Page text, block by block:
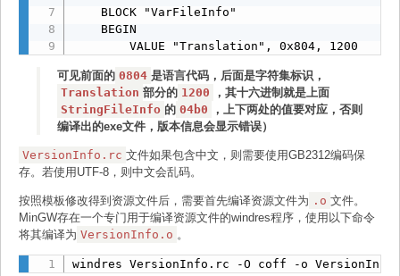
    BLOCK "VarFileInfo"
    BEGIN
        VALUE "Translation", 0x804, 1200
可见前面的 0804 是语言代码，后面是字符集标识，
Translation 部分的 1200
，其十六进制就是上面
StringFileInfo 的 04b0
，上下两处的值要对应，否则
编译出的exe文件，版本信息会显示错误）
VersionInfo.rc 文件如果包含中文，则需要使用GB2312编码保
存。若使用UTF-8，则中文会乱码。
按照模板修改得到资源文件后，需要首先编译资源文件为 .o 文件。
MinGW存在一个专门用于编译资源文件的windres程序，使用以下命令
将其编译为 VersionInfo.o 。
windres VersionInfo.rc -O coff -o